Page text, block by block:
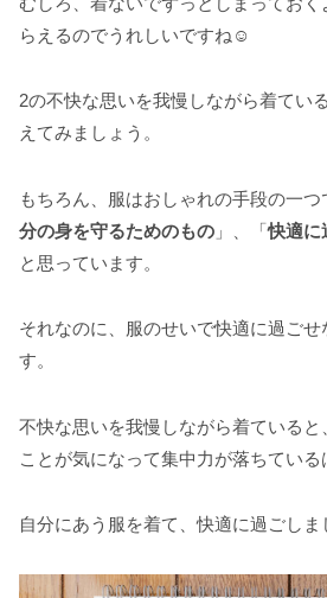
らえるのでうれしいですね☺️
2の不快な思いを我慢しながら着てい
えてみましょう。
もちろん、服はおしゃれの手段の一
分の身を守るためのもの 」、「快適に
と思っています。
それなのに、服のせいで快適に過ご
す。
不快な思いを我慢しながら着ている
ことが気になって集中力が落ちている
自分にあう服を着て、快適に過ごしま